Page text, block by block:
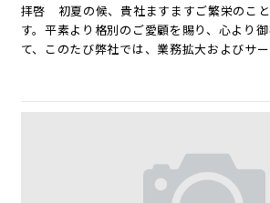
拝啓 初夏の候、貴社ますますご繁栄のこ
す。平素より格別のご愛顧を賜り、心より
て、このたび弊社では、業務拡大およびサ